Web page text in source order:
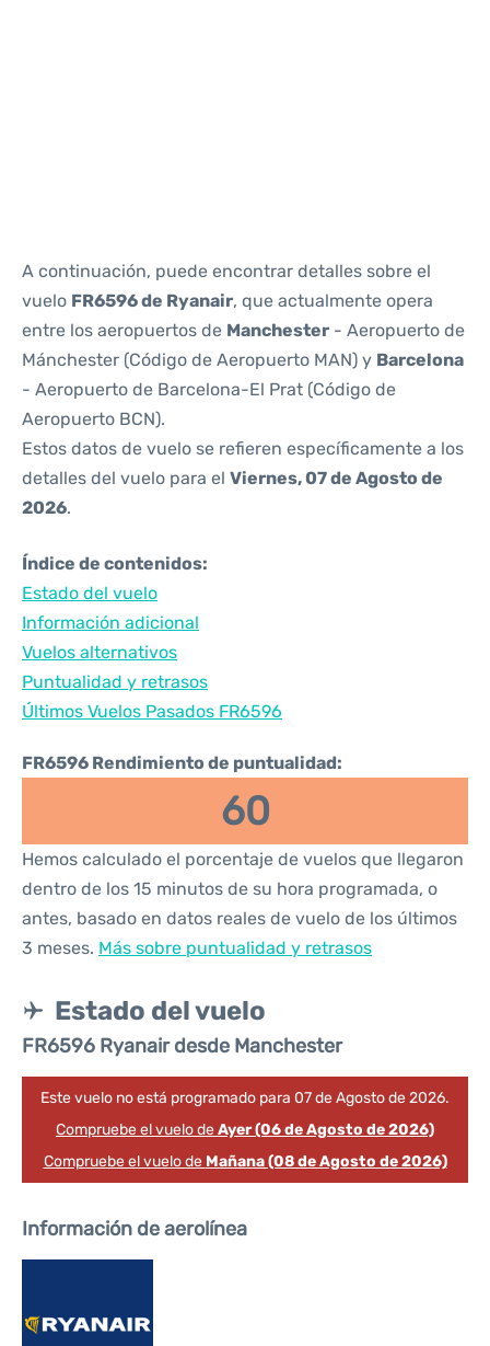
A continuación, puede encontrar detalles sobre el
vuelo FR6596 de Ryanair, que actualmente opera
entre los aeropuertos de Manchester - Aeropuerto de
Mánchester (Código de Aeropuerto MAN) y Barcelona
- Aeropuerto de Barcelona-El Prat (Código de
Aeropuerto BCN).
Estos datos de vuelo se refieren específicamente a los
detalles del vuelo para el Viernes, 07 de Agosto de
2026.
Índice de contenidos:
Estado del vuelo
Información adicional
Vuelos alternativos
Puntualidad y retrasos
Últimos Vuelos Pasados FR6596
FR6596 Rendimiento de puntualidad:
60
Hemos calculado el porcentaje de vuelos que llegaron
dentro de los 15 minutos de su hora programada, o
antes, basado en datos reales de vuelo de los últimos
3 meses. Más sobre puntualidad y retrasos
Estado del vuelo
FR6596 Ryanair desde Manchester
Este vuelo no está programado para 07 de Agosto de 2026.
Compruebe el vuelo deAyer (06 de Agosto de 2026)
Compruebe el vuelo de Mañana (08 de Agosto de 2026)
Información de aerolínea